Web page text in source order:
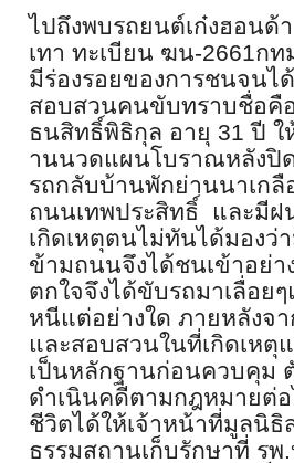
ไปถึงพบรถยนต์เก๋งฮอนด้
เทา ทะเบียน ฆน-2661กท
มีร่องรอยของการชนจนไ
สอบสวนคนขับทราบชื่อคื
ธนสิทธิ์พิธิกุล อายุ 31ปี ใ
านนวดแผนโบราณหลังปิ
รถกลับบ้านพักย่านนาเกลื
ถนนเทพประสิทธิ์ และมีฝ
เกิดเหตุตนไม่ทันได้มองว่
ข้ามถนนจึงได้ชนเข้าอย่า
ตกใจจึงได้ขับรถมาเลื่อย
หนีแต่อย่างใด ภายหลังจ
และสอบสวนในที่เกิดเหตุ
เป็นหลักฐานก่อนควบคุม
ดำเนินคดีตามกฎหมายต่
ชีวิตได้ให้เจ้าหน้าที่มูลนิธิ
ธรรมสถานเก็บรักษาที่ รพ.